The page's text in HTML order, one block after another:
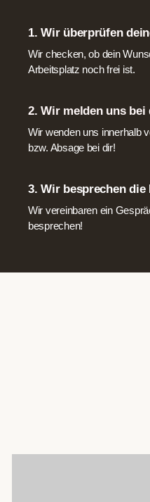
1. Wir überprüfen
Wir checken, ob dein
Arbeitsplatz noch frei ist.
2. Wir melden uns bei
Wir wenden uns innerhalb
bzw. Absage bei dir!
3. Wir besprechen die
Wir vereinbaren ein
besprechen!